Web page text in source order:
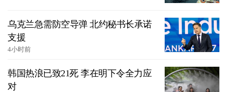
乌克兰急需防空导弹 北约秘书长承诺
支援
4小时前
韩国热浪已致21死 李在明下令全力应
对